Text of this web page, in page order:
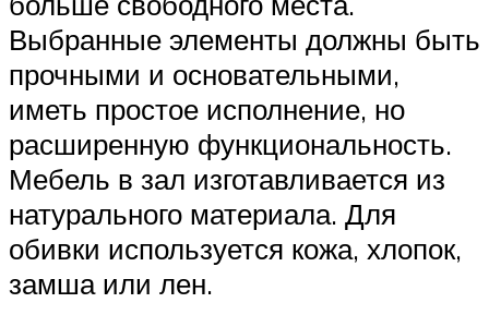
Выбранные элементы должны быть
прочными и основательными,
иметь простое исполнение, но
расширенную функциональность.
Мебель в зал изготавливается из
натурального материала. Для
обивки используется кожа, хлопок,
замша или лен.